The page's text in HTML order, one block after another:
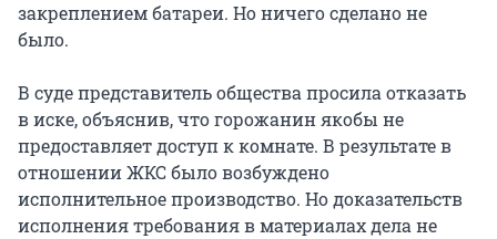
закреплением батареи. Но ничего сделано не
было.
В суде представитель общества просила отказать
в иске, объяснив, что горожанин якобы не
предоставляет доступ к комнате. В результате в
отношении ЖКС было возбуждено
исполнительное производство. Но доказательств
исполнения требования в материалах дела не